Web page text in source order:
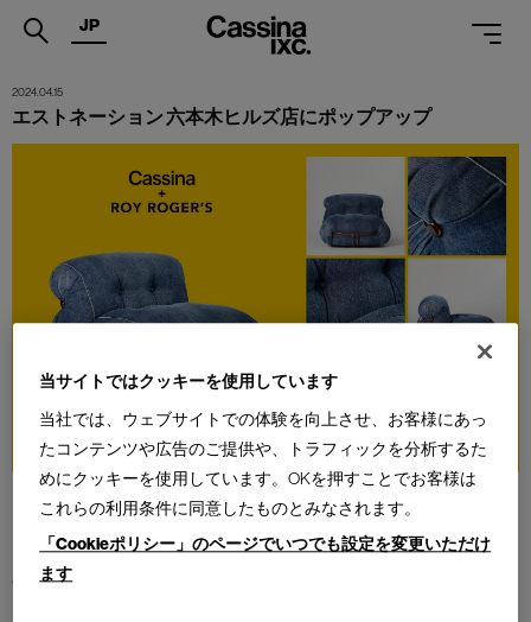
.
PRODUCTS
MAGAZINE
SHOPS
CATALOGUES
PROFESSIONAL
ONLINE STORE お問合せ
JP
2024.04.15
エストネーション 六本木ヒルズ店にポップアップ
ネクストスタンダードスタイルを世界に向けて東京から発信する大
人のための大型専門店＜ESTNATION（エストネーション）＞は、オ
当サイトではクッキーを使用しています
当社では、ウェブサイトでの体験を向上させ、お客様にあっ
たコンテンツや広告のご提供や、トラフィックを分析するた
めにクッキーを使用しています。OKを押すことでお客様は
これらの利用条件に同意したものとみなされます。
「Cookieポリシー」のページでいつでも設定を変更いただけ
ます